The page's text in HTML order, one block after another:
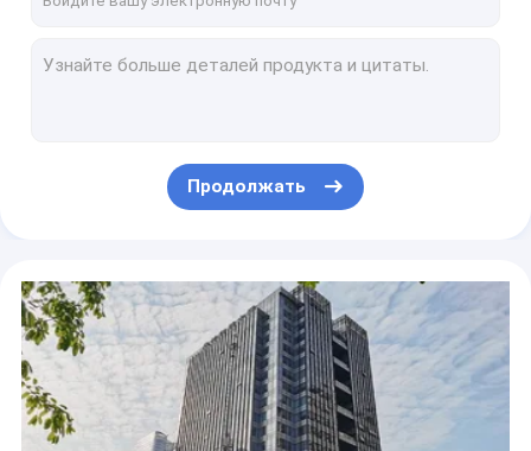
8 передатчик каналов COFDM цифров беспроводной видео- с серийным портом для управления PTZ
передатчик канала передачи данных локальных сетей 20W, беспроводной передатчик AV и приемник 921600bps
Bi аудио передатчика IP видео- данных COFDM NLOS мобильный дирекционный
Тактический сильный передатчик беспроводное 100W IP COFDM военный
Передатчик IP FDD COFDM цифровые видео- и OEM приемника 921600bps
Продолжать